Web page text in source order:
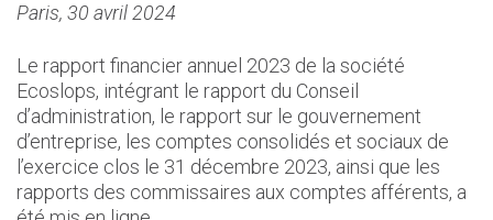
Paris, 30 avril 2024
Le rapport financier annuel 2023 de la société
Ecoslops, intégrant le rapport du Conseil
d’administration, le rapport sur le gouvernement
d’entreprise, les comptes consolidés et sociaux de
l’exercice clos le 31 décembre 2023, ainsi que les
rapports des commissaires aux comptes afférents, a